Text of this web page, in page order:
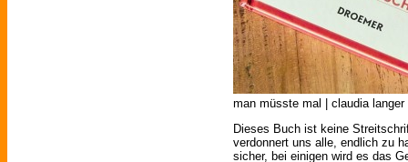
man müsste mal | claudia
Dieses Buch ist keine
verdonnert uns alle, endlich zu
sicher, bei einigen wird es das